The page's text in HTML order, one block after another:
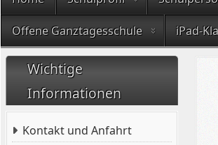
Offene Ganztagesschule iPad-
Wichtige
Informationen
Kontakt und Anfahrt